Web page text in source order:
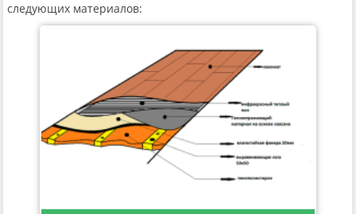
следующих материалов: